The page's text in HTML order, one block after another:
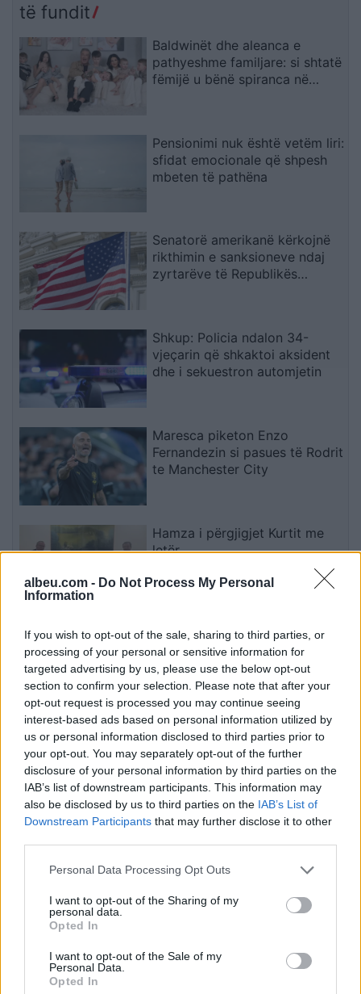
albeu.com - Do Not Process My Personal
Information
If you wish to opt-out of the sale, sharing to third parties, or
processing of your personal or sensitive information for
targeted advertising by us, please use the below opt-out
section to confirm your selection. Please note that after your
opt-out request is processed you may continue seeing
interest-based ads based on personal information utilized by
us or personal information disclosed to third parties prior to
your opt-out. You may separately opt-out of the further
disclosure of your personal information by third parties on the
IAB’s list of downstream participants. This information may
also be disclosed by us to third parties on the IAB’s List of
Downstream Participants that may further disclose it to other
Personal Data Processing Opt Outs
I want to opt-out of the Sharing of my
personal data.
Opted In
I want to opt-out of the Sale of my
Personal Data.
Opted In
të fundit
Baldwinët dhe aleanca e
pathyeshme familjare: si shtatë
fëmijë u bënë spiranca në
Pensionimi nuk është vetëm liri:
sfidat emocionale që shpesh
mbeten të pathëna
Senatorë amerikanë kërkojnë
rikthimin e sanksioneve ndaj
zyrtarëve të Republikës
Shkup: Policia ndalon 34-
vjeçarin që shkaktoi aksident
dhe i sekuestron automjetin
Maresca piketon Enzo
Fernandezin si pasues të Rodrit
te Manchester City
Hamza i përgjigjet Kurtit me
letër
SafeJournalists kundërshton
rregullat e reja të GJKKO-së
për median: Të rishikohen
kufizimet ndaj gazetarëve dhe
informimit publik